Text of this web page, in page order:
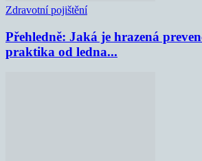
Zdravotní pojištění
Přehledně: Jaká je hrazená
praktika od ledna...